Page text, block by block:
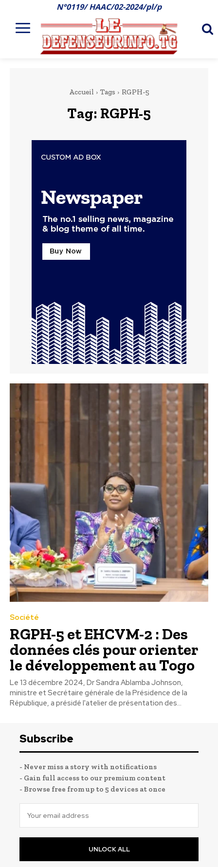
N°0119/ HAAC/02-2024/pl/p
Accueil Tags RGPH-5
Tag: RGPH-5
Société
RGPH-5 et EHCVM-2 : Des
données clés pour orienter
le développement au Togo
Le 13 décembre 2024, Dr Sandra Ablamba Johnson,
ministre et Secrétaire générale de la Présidence de la
République, a présidé l'atelier de présentation des...
Subscribe
- Never miss a story with notifications
- Gain full access to our premium content
- Browse free from up to 5 devices at once
UNLOCK ALL